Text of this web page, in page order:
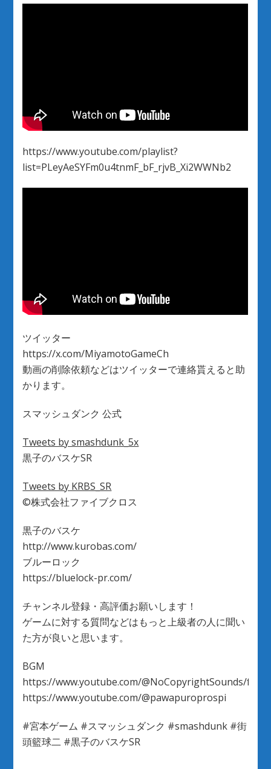
https://www.youtube.com/playlist?
list=PLeyAeSYFm0u4tnmF_bF_rjvB_Xi2WWNb2
ツイッター
https://x.com/MiyamotoGameCh
動画の削除依頼などはツイッターで連絡貰えると助
かります。
スマッシュダンク 公式
Tweets by smashdunk_5x
黒子のバスケSR
Tweets by KRBS_SR
©株式会社ファイブクロス
黒子のバスケ
http://www.kurobas.com/
ブルーロック
https://bluelock-pr.com/
チャンネル登録・高評価お願いします！
ゲームに対する質問などはもっと上級者の人に聞い
た方が良いと思います。
BGM
https://www.youtube.com/@NoCopyrightSounds/
https://www.youtube.com/@pawapuroprospi
#宮本ゲーム #スマッシュダンク #smashdunk #街
頭籃球二 #黒子のバスケSR